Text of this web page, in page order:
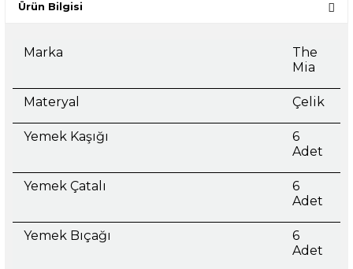
Ürün Bilgisi
Marka
The
Mia
Materyal Çelik
Yemek Kaşığı
6
Adet
Yemek Çatalı
6
Adet
Yemek Bıçağı
6
Adet